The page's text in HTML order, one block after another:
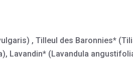
, Tilleul des Baronnies*
Lavandin* (Lavandula